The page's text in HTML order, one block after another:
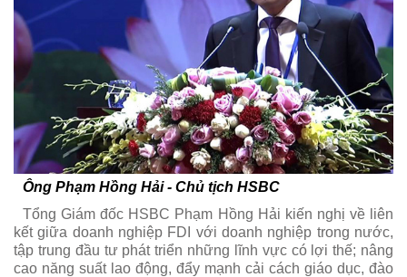
Ông Phạm Hồng Hải - Chủ tịch HSBC
Tổng Giám đốc HSBC Phạm Hồng Hải kiến nghị về liên
kết giữa doanh nghiệp FDI với doanh nghiệp trong nước,
tập trung đầu tư phát triển những lĩnh vực có lợi thế; nâng
cao năng suất lao động, đẩy mạnh cải cách giáo dục, đào